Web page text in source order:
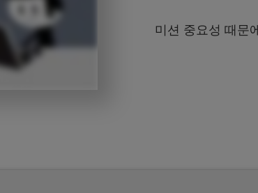
미션 중요성 때문에